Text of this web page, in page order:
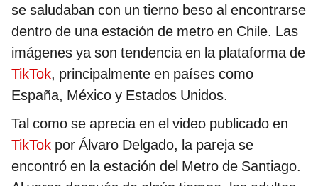
se saludaban con un tierno beso al encontrarse
dentro de una estación de metro en Chile. Las
imágenes ya son tendencia en la plataforma de
TikTok, principalmente en países como
España, México y Estados Unidos.
Tal como se aprecia en el video publicado en
TikTok por Álvaro Delgado, la pareja se
encontró en la estación del Metro de Santiago.